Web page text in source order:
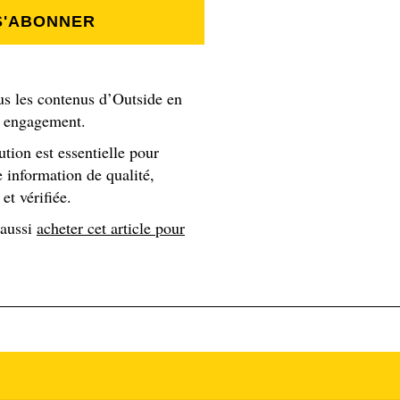
l’escalade ? (Elle lui prend doucement la main)
Je pense que mes tissus et tout ça sont juste devenus
dans des fissures et de les tordre dans tous les sens.
son invité)
les contenus d’Outside en
est essentielle pour
information de qualité,
vérifiée.
acheter cet article pour